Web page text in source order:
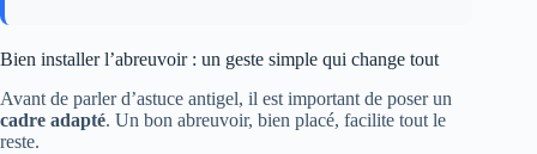
Bien installer l’abreuvoir : un geste simple qui change tout
Avant de parler d’astuce antigel, il est important de poser un
cadre adapté. Un bon abreuvoir, bien placé, facilite tout le
reste.